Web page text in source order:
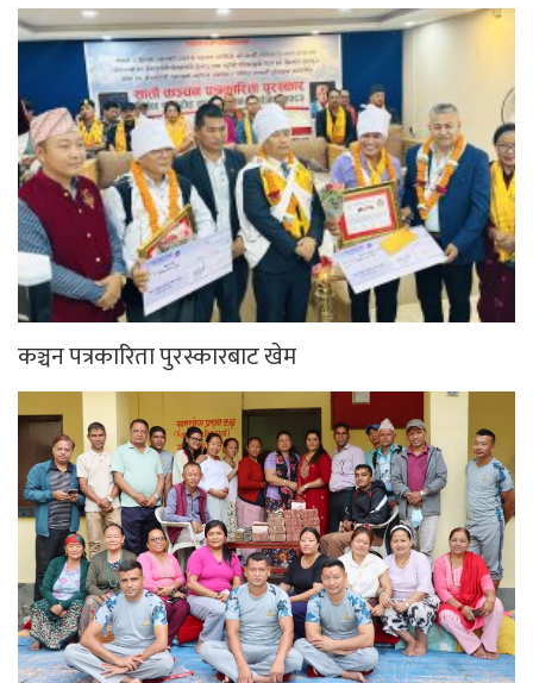
कञ्चन पत्रकारिता पुरस्कारबाट खेम